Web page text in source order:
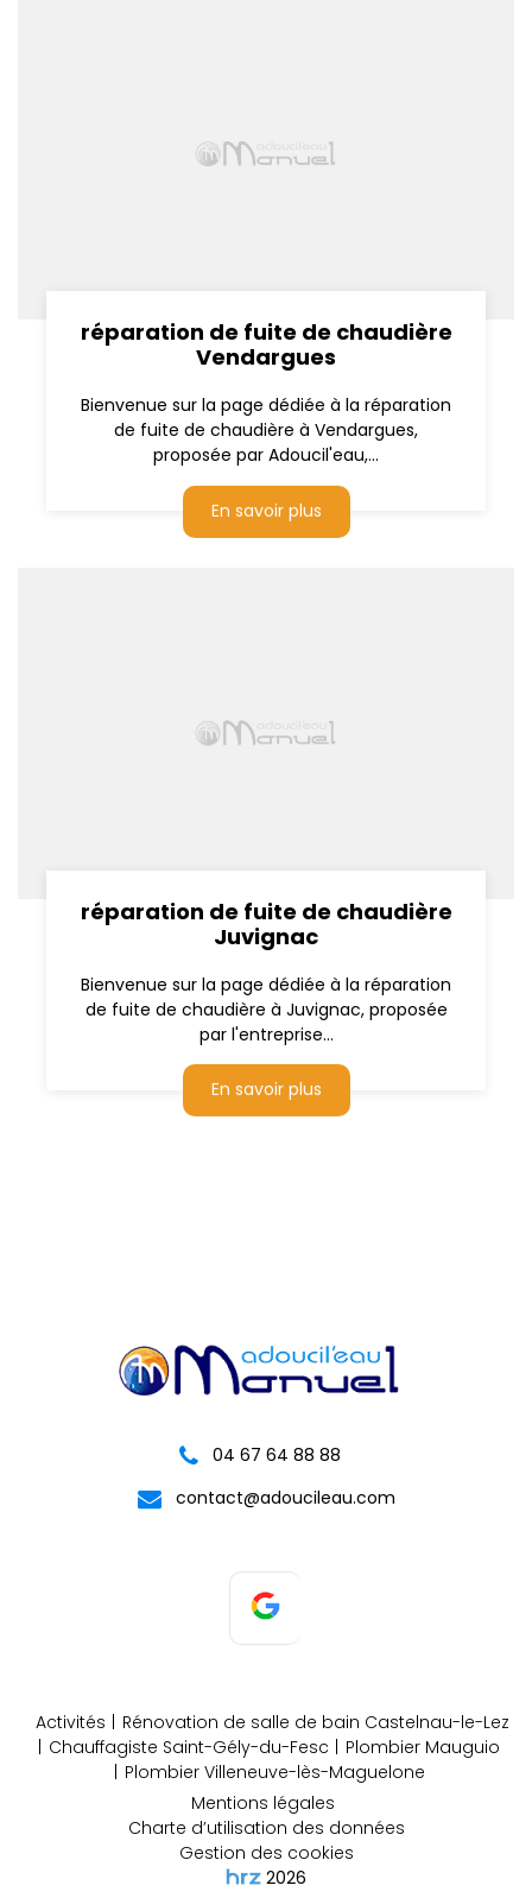
réparation de fuite de chaudière
Vendargues
Bienvenue sur la page dédiée à la réparation
de fuite de chaudière à Vendargues,
proposée par Adoucil'eau,...
En savoir plus
réparation de fuite de chaudière
Juvignac
Bienvenue sur la page dédiée à la réparation
de fuite de chaudière à Juvignac, proposée
par l'entreprise...
En savoir plus
04 67 64 88 88
contact@adoucileau.com
Activités
Rénovation de salle de bain Castelnau-le-Lez
Chauffagiste Saint-Gély-du-Fesc
Plombier Mauguio
Plombier Villeneuve-lès-Maguelone
Mentions légales
Charte d’utilisation des données
Gestion des cookies
2026